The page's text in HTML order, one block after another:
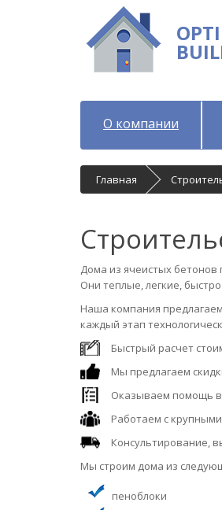
О компании
Главная
Дома из ячеистых бетонов
Они теплые, легкие, быстро
Наша компания
каждый этап
Быстрый расчет
Мы предлагаем
Оказываем помощь
Работаем с
Консультирование,
Мы строим дома из
пеноблоки